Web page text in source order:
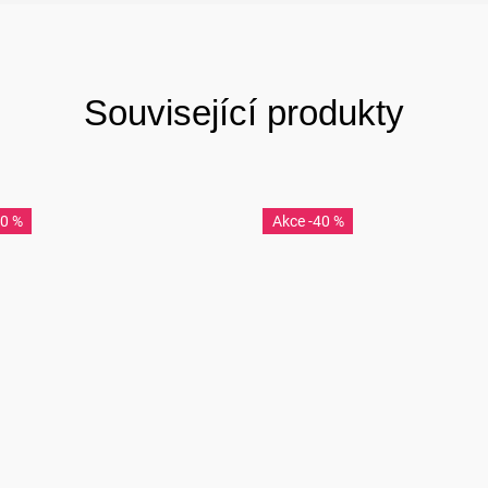
Související produkty
% -40 %